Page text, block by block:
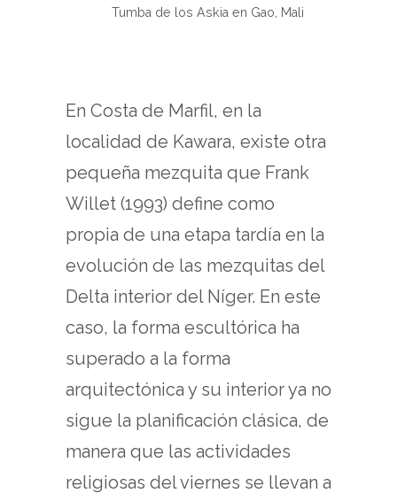
Tumba de los Askia en Gao, Mali
En Costa de Marfil, en la
localidad de Kawara, existe otra
pequeña mezquita que Frank
Willet (1993) define como
propia de una etapa tardía en la
evolución de las mezquitas del
Delta interior del Níger. En este
caso, la forma escultórica ha
superado a la forma
arquitectónica y su interior ya no
sigue la planificación clásica, de
manera que las actividades
religiosas del viernes se llevan a